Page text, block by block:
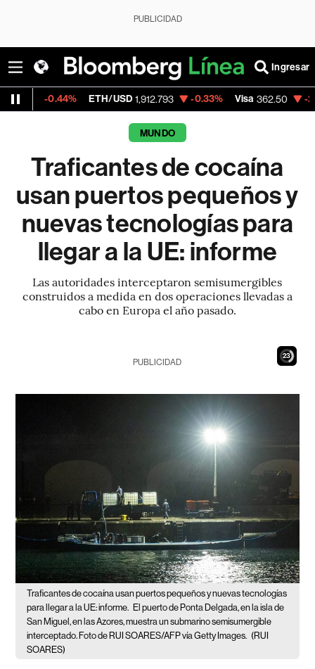
PUBLICIDAD
Ingresar
ETH/USD 1,912.793 -0.33% Visa 362.50 -2.15%
MUNDO
Traficantes de cocaína
usan puertos pequeños y
nuevas tecnologías para
llegar a la UE: informe
Las autoridades interceptaron semisumergibles
construidos a medida en dos operaciones llevadas a
cabo en Europa el año pasado.
22
PUBLICIDAD
Traficantes de cocaína usan puertos pequeños y nuevas tecnologías
para llegar a la UE: informe. El puerto de Ponta Delgada, en la isla de
San Miguel, en las Azores, muestra un submarino semisumergible
interceptado. Foto de RUI SOARES/AFP vía Getty Images. (RUI
SOARES)